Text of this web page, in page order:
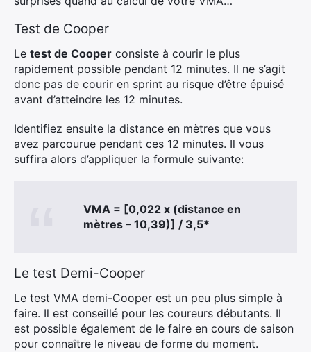
Test de Cooper
Le test de Cooper consiste à courir le plus
rapidement possible pendant 12 minutes. Il ne s’agit
donc pas de courir en sprint au risque d’être épuisé
avant d’atteindre les 12 minutes.
Identifiez ensuite la distance en mètres que vous
avez parcourue pendant ces 12 minutes. Il vous
suffira alors d’appliquer la formule suivante:
VMA = [0,022 x (distance en
mètres – 10,39)] / 3,5*
Le test Demi-Cooper
Le test VMA demi-Cooper est un peu plus simple à
faire. Il est conseillé pour les coureurs débutants. Il
est possible également de le faire en cours de saison
pour connaître le niveau de forme du moment.